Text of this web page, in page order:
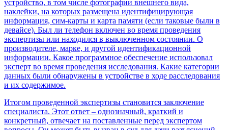
устройство, в том числе фотографии внешнего вида,
наклейки, на которых размещена идентифицирующая
информация, сим-карты и карта памяти (если таковые были в
девайсе). Был ли телефон включен во время проведения
экспертизы или находился в выключенном состоянии. О
производителе, марке, и другой идентификационной
информации. Какое программное обеспечение использовал
эксперт во время проведения исследования. Какие категории
данных были обнаружены в устройстве в ходе расследования
и их содержимое.
Итогом проведенной экспертизы становится заключение
специалиста. Этот ответ – однозначный, краткий и
конкретный, отвечает на поставленные перед экспертом